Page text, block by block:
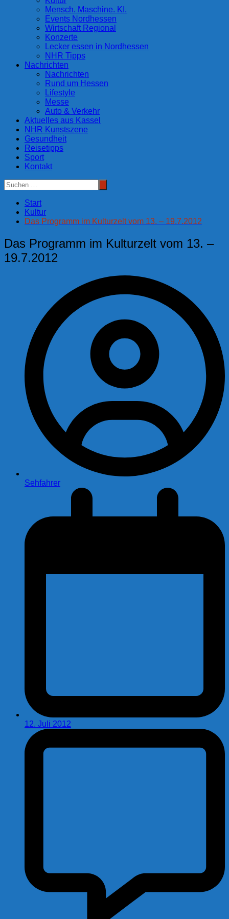
Mensch. Maschine. KI.
Events Nordhessen
Wirtschaft Regional
Konzerte
Lecker essen in Nordhessen
NHR Tipps
Nachrichten
Nachrichten
Rund um Hessen
Lifestyle
Messe
Auto & Verkehr
Aktuelles aus Kassel
NHR Kunstszene
Gesundheit
Reisetipps
Sport
Kontakt
Start
Kultur
Das Programm im Kulturzelt vom 13. – 19.7.2012
Das Programm im Kulturzelt vom 13. –
19.7.2012
Sehfahrer
12. Juli 2012